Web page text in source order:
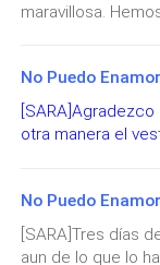
maravillosa.
durante la gira por
Unidos. Yo no
embarazo. Quise
la emoción que
que el abuelo de
y orgullo del
No Puedo
otra manera el
preciosa hija.—
—Así es cuñi, mi
Habla entre risas
No Puedo
[SARA]Tres días
aun de lo que lo